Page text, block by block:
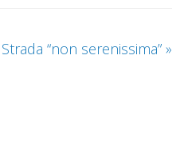
Strada “non serenissima” »